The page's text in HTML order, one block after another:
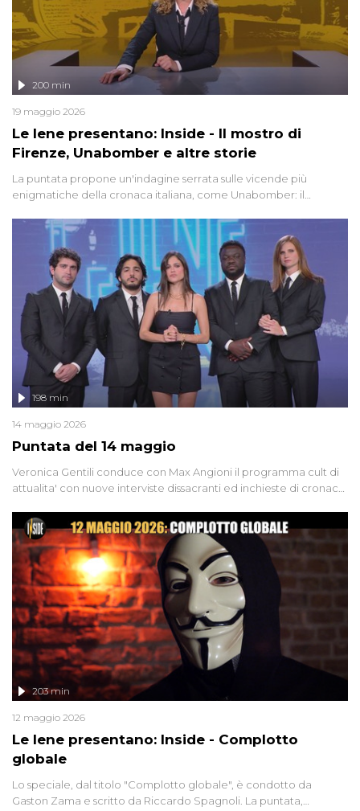
Le Iene presentano: Inside - Il mostro di
Firenze, Unabomber e altre storie
200 min
19 maggio 2026
La puntata propone un'indagine serrata sulle vicende più
enigmatiche della cronaca italiana, come Unabomber: il
'90 e il 2000 che, inquietantemente, potrebbe essere ancora in
libertà. Lo speciale affronta inoltre le zone d'ombra sul Mostro di
Firenze, le cui responsabilità appaiono ancora oggi avvolte in un
groviglio di dubbi mai chiariti. Nel corso dello speciale anche
l'intervista inedita a Olindo Romano, realizzata ne...
Puntata del 14 maggio
198 min
14 maggio 2026
Veronica Gentili conduce con Max Angioni il programma cult di
attualita' con nuove interviste dissacranti ed inchieste di cronaca
Le Iene presentano: Inside - Complotto
globale
203 min
12 maggio 2026
Lo speciale, dal titolo "Complotto globale", è condotto da
Gaston Zama e scritto da Riccardo Spagnoli. La puntata,